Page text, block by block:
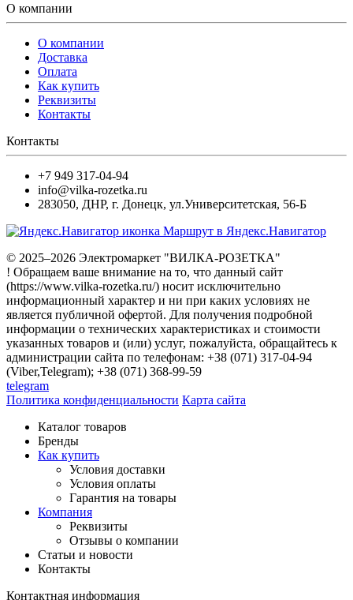
О компании
О компании
Доставка
Оплата
Как купить
Реквизиты
Контакты
Контакты
+7 949 317-04-94
info@vilka-rozetka.ru
283050, ДНР, г. Донецк, ул.Университетская, 56-Б
Маршрут в Яндекс.Навигатор
© 2025–2026 Электромаркет "ВИЛКА-РОЗЕТКА"
! Обращаем ваше внимание на то, что данный сайт
(https://www.vilka-rozetka.ru/) носит исключительно
информационный характер и ни при каких условиях не
является публичной офертой. Для получения подробной
информации о технических характеристиках и стоимости
указанных товаров и (или) услуг, пожалуйста, обращайтесь к
администрации сайта по телефонам: +38 (071) 317-04-94
(Viber,Telegram); +38 (071) 368-99-59
telegram
Политика конфиденциальности Карта сайта
Каталог товаров
Бренды
Как купить
Условия доставки
Условия оплаты
Гарантия на товары
Компания
Реквизиты
Отзывы о компании
Статьи и новости
Контакты
Контактная информация